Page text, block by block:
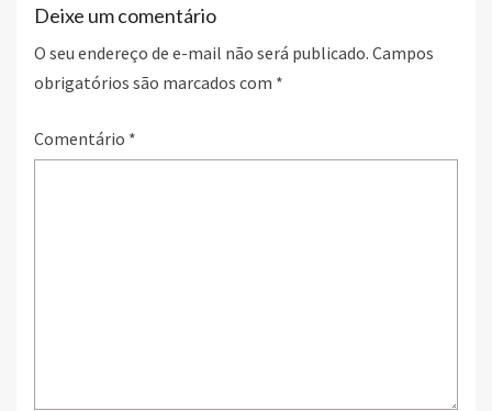
Deixe um comentário
O seu endereço de e-mail não será publicado. Campos
obrigatórios são marcados com *
Comentário *